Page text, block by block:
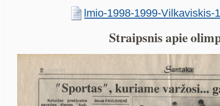
lmio-1998-1999-Vilkaviskis-
Straipsnis apie